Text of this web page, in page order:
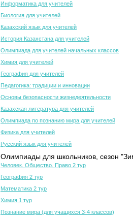
Информатика для учителей
Биология для учителей
Казахский язык для учителей
История Казахстана для учителей
Олимпиада для учителей начальных классов
Химия для учителей
География для учителей
Педагогика: традиции и инновации
Основы безопасности жизнедеятельности
Казахская литература для учителей
Олимпиада по познанию мира для учителей
Физика для учителей
Русский язык для учителей
Олимпиады для школьников, сезон
Человек. Общество. Право 2 тур
География 2 тур
Математика 2 тур
Химия 1 тур
Познание мира (для учащихся 3-4 классов)